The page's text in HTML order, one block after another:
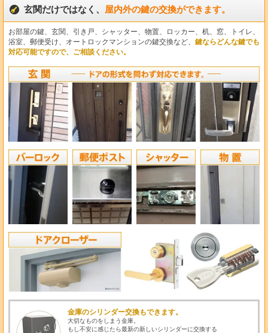
玄関だけではなく、 屋内外の鍵の交換ができます。
お部屋の鍵、玄関、引き戸、シャッター、物置、ロッカー、机、窓、トイレ、
浴室、郵便受け、オートロックマンションの鍵交換など、 鍵ならどんな鍵でも
対応可能ですので、ご相談ください。
金庫のシリンダー交換もできます。
大切なものをしまう金庫。
もし不安に感じたら最新の新しいシリンダーに交換する